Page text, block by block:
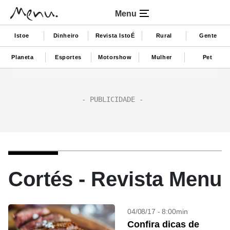
Menu
Istoe Dinheiro Revista IstoÉ Rural Gente
Planeta Esportes Motorshow Mulher Pet
Cortés - Revista Menu
04/08/17 - 8:00min
Confira dicas de